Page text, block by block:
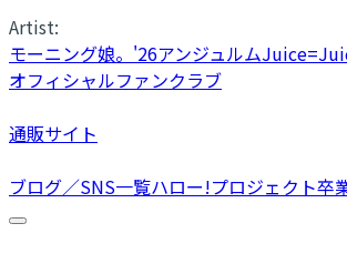
Artist:
モーニング娘。'26アンジュルム
オフィシャルファンクラブ
通販サイト
ブログ／SNS一覧ハロー!プロジェクト卒